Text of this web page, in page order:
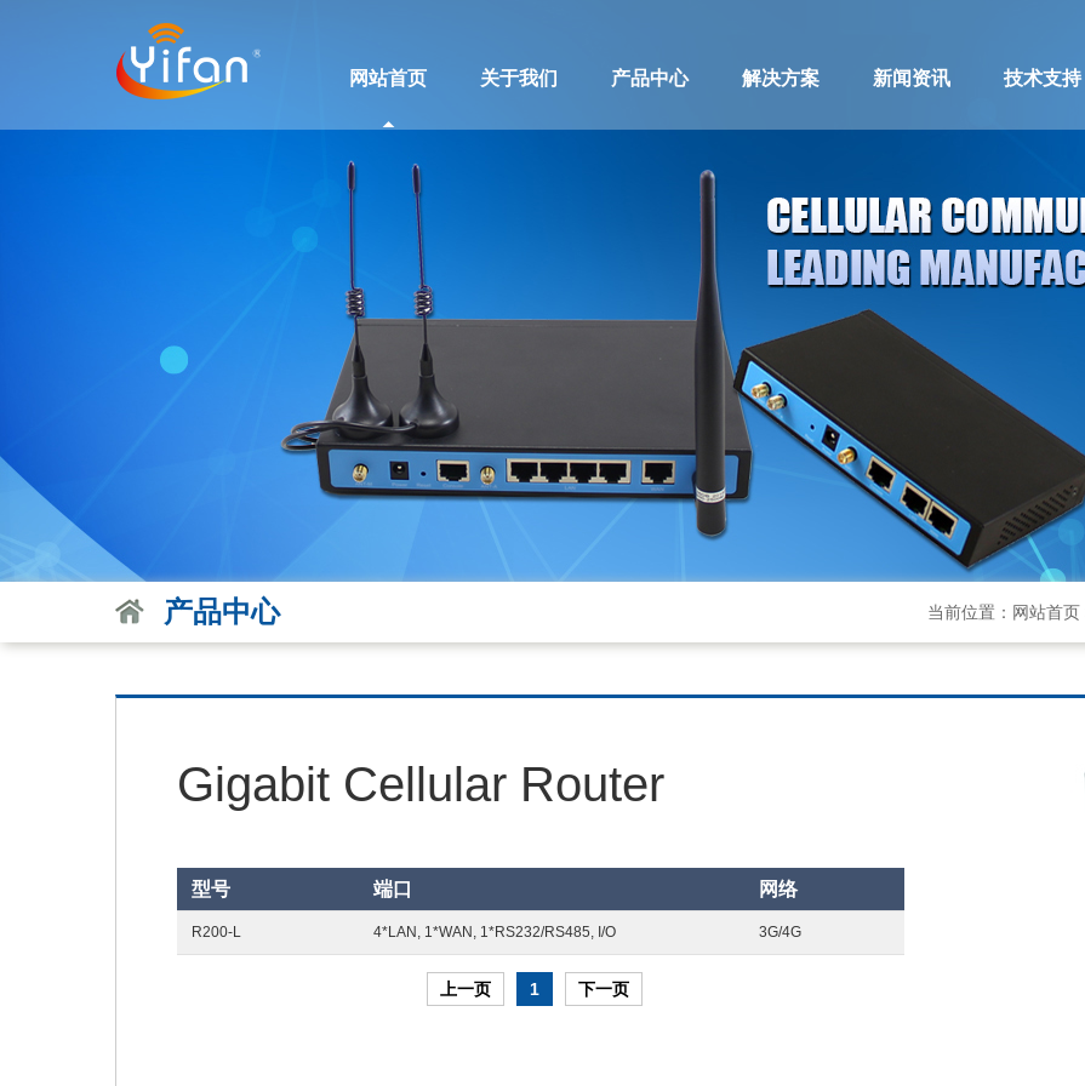
网站首页 关于我们 产品中心 解决方案 新闻资讯 技术支持
当前位置： 网站首页
产品中心
Gigabit Cellular Router
型号 端口 网络
R200-L 4*LAN, 1*WAN, 1*RS232/RS485, I/O 3G/4G
上一页 1 下一页